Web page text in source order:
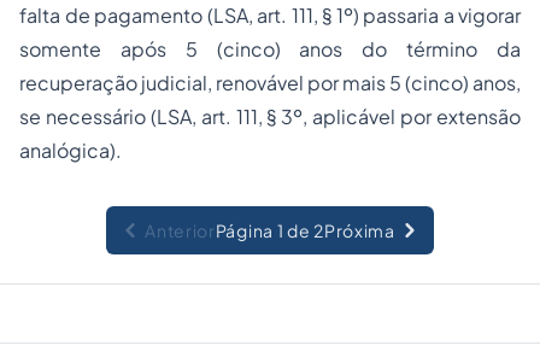
falta de pagamento (LSA, art. 111, § 1º) passaria a vigorar
somente após 5 (cinco) anos do término da
recuperação judicial, renovável por mais 5 (cinco) anos,
se necessário (LSA, art. 111, § 3º, aplicável por extensão
analógica).
AnteriorPágina 1 de 2Próxima